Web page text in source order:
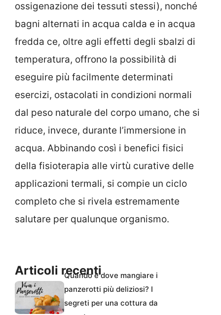
ossigenazione dei tessuti stessi), nonché
bagni alternati in acqua calda e in acqua
fredda ce, oltre agli effetti degli sbalzi di
temperatura, offrono la possibilità di
eseguire più facilmente determinati
esercizi, ostacolati in condizioni normali
dal peso naturale del corpo umano, che si
riduce, invece, durante l’immersione in
acqua. Abbinando così i benefici fisici
della fisioterapia alle virtù curative delle
applicazioni termali, si compie un ciclo
completo che si rivela estremamente
salutare per qualunque organismo.
Articoli recentiQuando e dove mangiare i
panzerotti più deliziosi? I
segreti per una cottura da